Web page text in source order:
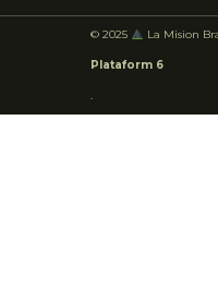
© 2025 La Mision
Plataform 6
.